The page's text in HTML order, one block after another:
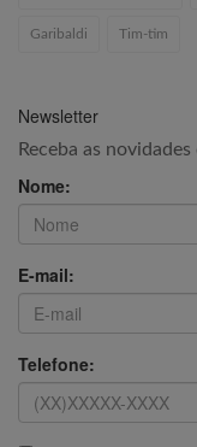
Garibaldi Tim-tim
Newsletter
Receba as
Nome:
E-mail:
Telefone: